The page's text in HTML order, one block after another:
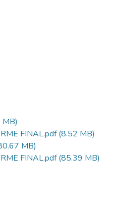
FINAL.pdf(8.52 MB)
MB)
FINAL.pdf(85.39 MB)